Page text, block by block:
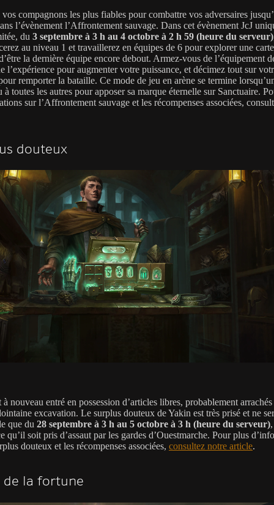
compagnons les plus fiables pour combattre vos adversaires
l’évènement l’Affrontement sauvage. Dans cet évènement JcJ
du 3 septembre à 3 h au 4 octobre à 2 h 59 (heure du serveur)
au niveau 1 et travaillerez en équipes de 6 pour explorer une
la dernière équipe encore debout. Armez-vous de l’équipement
l’expérience pour augmenter votre puissance, et décimez tout sur
remporter la bataille. Ce mode de jeu en arène se termine
à toutes les autres pour apposer sa marque éternelle sur Sanctuaire.
sur l’Affrontement sauvage et les récompenses associées,
douteux
à nouveau entré en possession d’articles libres, probablement arrachés
excavation. Le surplus douteux de Yakin est très prisé et ne
que du 28 septembre à 3 h au 5 octobre à 3 h (heure du serveur)
qu’il soit pris d’assaut par les gardes d’Ouestmarche. Pour plus
douteux et les récompenses associées, consultez notre article.
de la fortune